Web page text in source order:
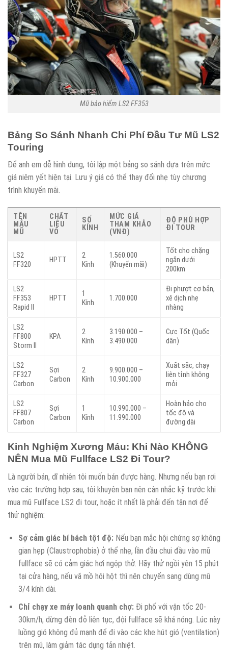
Mũ bảo hiểm LS2 FF353
Bảng So Sánh Nhanh Chi Phí Đầu Tư Mũ LS2
Touring
Để anh em dễ hình dung, tôi lập một bảng so sánh dựa trên mức
giá niêm yết hiện tại. Lưu ý giá có thể thay đổi nhẹ tùy chương
trình khuyến mãi.
TÊN
MẪU
MŨ
CHẤT
LIỆU
VỎ
SỐ
KÍNH
MỨC GIÁ
THAM KHẢO
(VNĐ)
ĐỘ PHÙ HỢP
ĐI TOUR
LS2
FF320
HPTT
2
Kính
1.560.000
(Khuyến mãi)
Tốt cho chặng
ngắn dưới
200km
LS2
FF353
Rapid II
HPTT
1
Kính
1.700.000
Đi phượt cơ bản,
xê dịch nhẹ
nhàng
LS2
FF800
Storm II
KPA
2
Kính
3.190.000 –
3.490.000
Cực Tốt (Quốc
dân)
LS2
FF327
Carbon
Sợi
Carbon
2
Kính
9.900.000 –
10.900.000
Xuất sắc, chạy
liên tỉnh không
mỏi
LS2
FF807
Carbon
Sợi
Carbon
1
Kính
10.990.000 –
11.990.000
Hoàn hảo cho
tốc độ và
đường dài
Kinh Nghiệm Xương Máu: Khi Nào KHÔNG
NÊN Mua Mũ Fullface LS2 Đi Tour?
Là người bán, dĩ nhiên tôi muốn bán được hàng. Nhưng nếu bạn rơi
vào các trường hợp sau, tôi khuyên bạn nên cân nhắc kỹ trước khi
mua mũ Fullface LS2 đi tour, hoặc ít nhất là phải đến tận nơi để
thử nghiệm:
Sợ cảm giác bí bách tột độ:Nếu bạn mắc hội chứng sợ không
gian hẹp (Claustrophobia) ở thể nhẹ, lần đầu chui đầu vào mũ
fullface sẽ có cảm giác hơi ngộp thở. Hãy thử ngồi yên 15 phút
tại cửa hàng, nếu vã mồ hôi hột thì nên chuyển sang dùng mũ
3/4 kính dài.
Chỉ chạy xe máy loanh quanh chợ:Đi phố với vận tốc 20-
30km/h, dừng đèn đỏ liên tục, đội fullface sẽ khá nóng. Lúc này
luồng gió không đủ mạnh để đi vào các khe hút gió (ventilation)
trên mũ, làm giảm tác dụng tản nhiệt.